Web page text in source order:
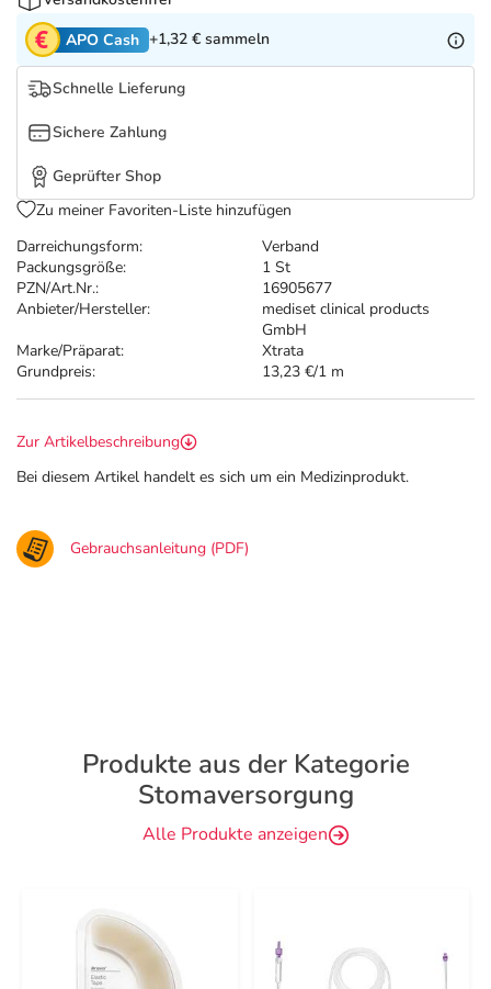
Tierapotheke
Vitamine & Mineralstoffe
Marken
Salus Deals
Darreichungsform:
Verband
Packungsgröße:
1 St
PZN/Art.Nr.:
16905677
Anbieter/Hersteller:
mediset clinical products
GmbH
Marke/Präparat:
Xtrata
Grundpreis:
13,23 €/1 m
APO Cash +1,32 € sammeln
Schnelle Lieferung
Sichere Zahlung
Geprüfter Shop
Zu meiner Favoriten-Liste hinzufügen
Zur Artikelbeschreibung
Bei diesem Artikel handelt es sich um ein Medizinprodukt.
Gebrauchsanleitung (PDF)
Produkte aus der Kategorie
Stomaversorgung
Alle Produkte anzeigen